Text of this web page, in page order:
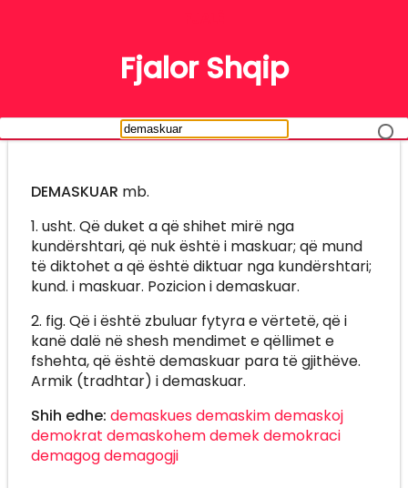
Fjalor Shqip
DEMASKUAR mb.
1. usht. Që duket a që shihet mirë nga
kundërshtari, që nuk është i maskuar; që mund
të diktohet a që është diktuar nga kundërshtari;
kund. i maskuar. Pozicion i demaskuar.
2. fig. Që i është zbuluar fytyra e vërtetë, që i
kanë dalë në shesh mendimet e qëllimet e
fshehta, që është demaskuar para të gjithëve.
Armik (tradhtar) i demaskuar.
Shih edhe: demaskuesdemaskimdemaskoj
demokrat demaskohemdemekdemokraci
demagogdemagogji